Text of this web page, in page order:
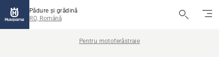
Pădure și grădină
RO, Română
Pentru motoferăstraie